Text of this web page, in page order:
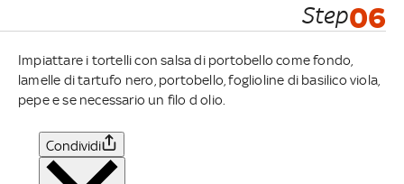
Step06
Impiattare i tortelli con salsa di portobello come fondo,
lamelle di tartufo nero, portobello, foglioline di basilico viola,
pepe e se necessario un filo d olio.
Condividi